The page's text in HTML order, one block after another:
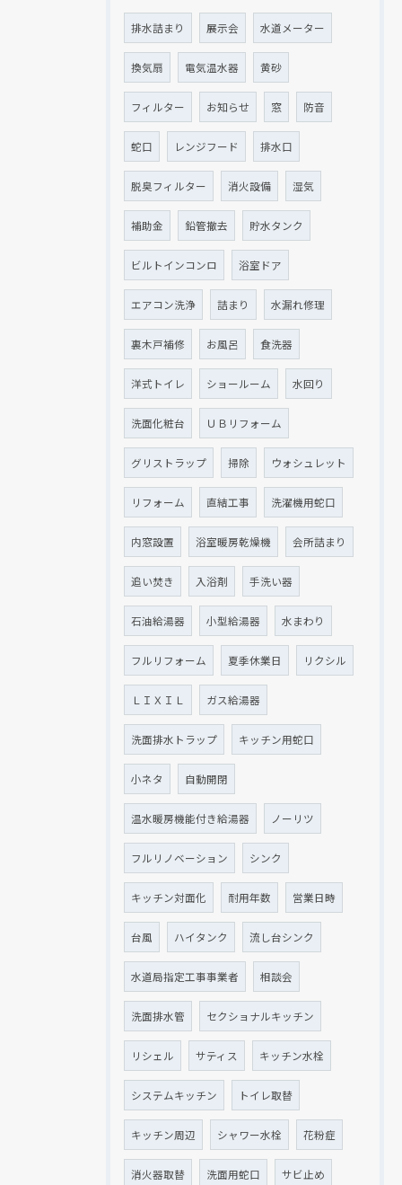
排水詰まり 展示会 水道メーター
換気扇 電気温水器 黄砂
フィルター お知らせ 窓 防音
蛇口 レンジフード 排水口
脱臭フィルター 消火設備 湿気
補助金 鉛管撤去 貯水タンク
ビルトインコンロ 浴室ドア
エアコン洗浄 詰まり 水漏れ修理
裏木戸補修 お風呂 食洗器
洋式トイレ ショールーム 水回り
洗面化粧台 ＵＢリフォーム
グリストラップ 掃除 ウォシュレット
リフォーム 直結工事 洗濯機用蛇口
内窓設置 浴室暖房乾燥機 会所詰まり
追い焚き 入浴剤 手洗い器
石油給湯器 小型給湯器 水まわり
フルリフォーム 夏季休業日 リクシル
ＬＩＸＩＬ ガス給湯器
洗面排水トラップ キッチン用蛇口
小ネタ 自動開閉
温水暖房機能付き給湯器 ノーリツ
フルリノベーション シンク
キッチン対面化 耐用年数 営業日時
台風 ハイタンク 流し台シンク
水道局指定工事事業者 相談会
洗面排水管 セクショナルキッチン
リシェル サティス キッチン水栓
システムキッチン トイレ取替
キッチン周辺 シャワー水栓 花粉症
消火器取替 洗面用蛇口 サビ止め
クリックでチラシのページにジャンプします
クリックでチラシのページにジャンプします